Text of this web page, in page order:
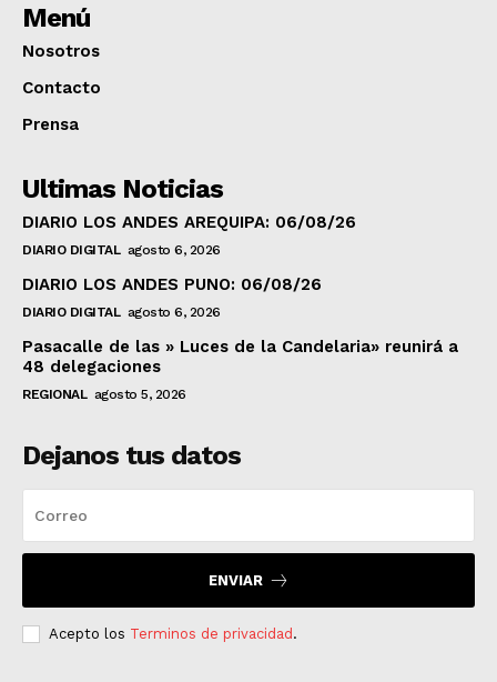
Menú
Nosotros
Contacto
Prensa
Ultimas Noticias
DIARIO LOS ANDES AREQUIPA: 06/08/26
DIARIO DIGITAL agosto 6, 2026
DIARIO LOS ANDES PUNO: 06/08/26
DIARIO DIGITAL agosto 6, 2026
Pasacalle de las » Luces de la Candelaria» reunirá a
48 delegaciones
REGIONAL agosto 5, 2026
Dejanos tus datos
ENVIAR
Acepto los Terminos de privacidad.